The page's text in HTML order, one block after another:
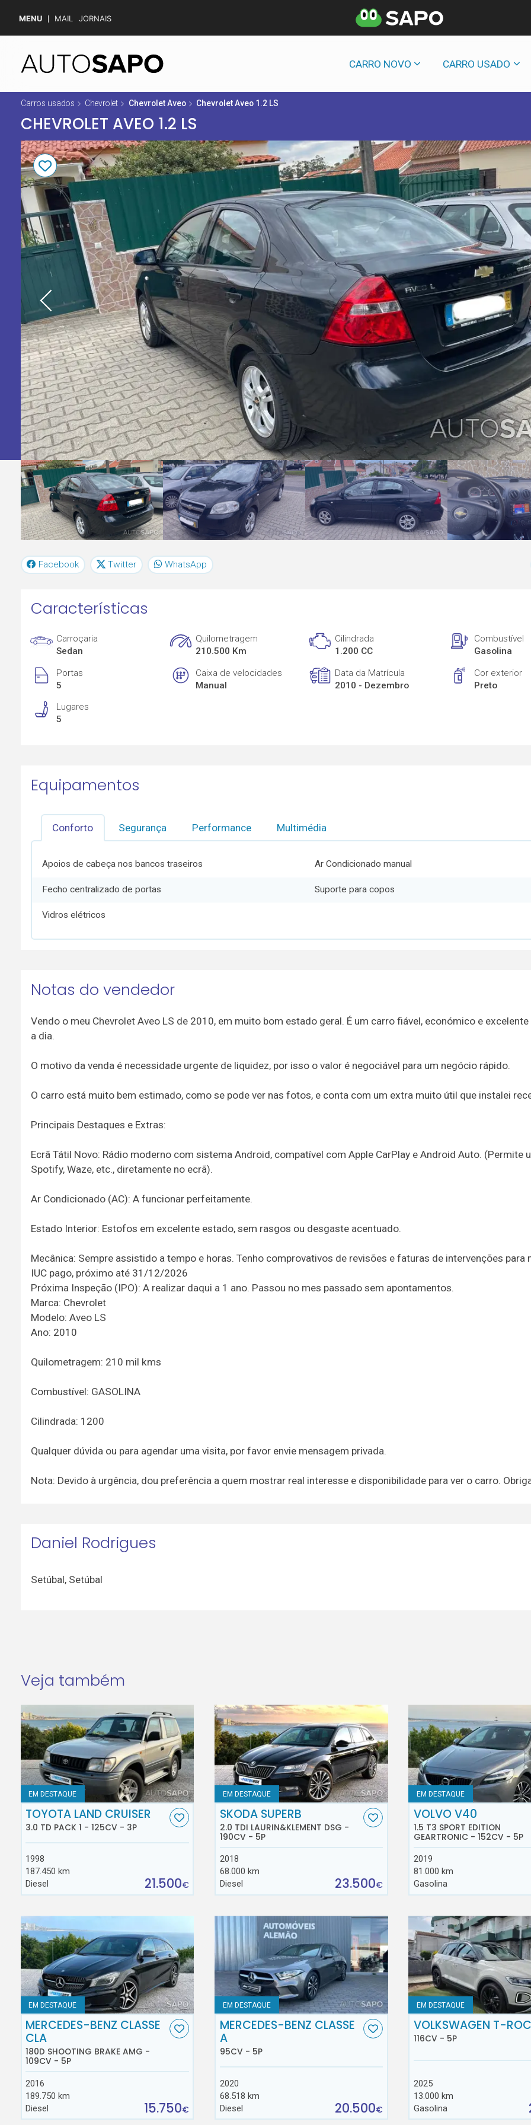
MENU MAIL JORNAIS
CARRO NOVO CARRO USADO
Carros usados Chevrolet Chevrolet Aveo Chevrolet Aveo 1.2 LS
CHEVROLET AVEO 1.2 LS
Facebook Twitter WhatsApp
Características
Carroçaria
Sedan
Quilometragem
210.500 Km
Cilindrada
1.200 CC
Combustível
Gasolina
Portas
5
Caixa de velocidades
Manual
Data da Matrícula
2010 - Dezembro
Cor exterior
Preto
Lugares
5
Equipamentos
Conforto Segurança Performance Multimédia
Apoios de cabeça nos bancos traseiros Ar Condicionado manual
Fecho centralizado de portas Suporte para copos
Vidros elétricos
Notas do vendedor
Vendo o meu Chevrolet Aveo LS de 2010, em muito bom estado geral. É um carro fiável, económico e excelente
a dia.
O motivo da venda é necessidade urgente de liquidez, por isso o valor é negociável para um negócio rápido.
O carro está muito bem estimado, como se pode ver nas fotos, e conta com um extra muito útil que instalei
Principais Destaques e Extras:
Ecrã Tátil Novo: Rádio moderno com sistema Android, compatível com Apple CarPlay e Android Auto. (Permite
Spotify, Waze, etc., diretamente no ecrã).
Ar Condicionado (AC): A funcionar perfeitamente.
Estado Interior: Estofos em excelente estado, sem rasgos ou desgaste acentuado.
Mecânica: Sempre assistido a tempo e horas. Tenho comprovativos de revisões e faturas de intervenções para
IUC pago, próximo até 31/12/2026
Próxima Inspeção (IPO): A realizar daqui a 1 ano. Passou no mes passado sem apontamentos.
Marca: Chevrolet
Modelo: Aveo LS
Ano: 2010
Quilometragem: 210 mil kms
Combustível: GASOLINA
Cilindrada: 1200
Qualquer dúvida ou para agendar uma visita, por favor envie mensagem privada.
Nota: Devido à urgência, dou preferência a quem mostrar real interesse e disponibilidade para ver o carro.
Daniel Rodrigues
Setúbal, Setúbal
Veja também
EM DESTAQUE
TOYOTA LAND CRUISER
3.0 TD PACK 1 - 125CV - 3P
1998
187.450 km
Diesel
21.500€
EM DESTAQUE
SKODA SUPERB
2.0 TDI LAURIN&KLEMENT DSG -
190CV - 5P
2018
68.000 km
Diesel
23.500€
EM DESTAQUE
VOLVO V40
1.5 T3 SPORT EDITION
GEARTRONIC - 152CV - 5P
2019
81.000 km
Gasolina
EM DESTAQUE
MERCEDES-BENZ CLASSE
CLA
180D SHOOTING BRAKE AMG -
109CV - 5P
2016
189.750 km
Diesel
15.750€
EM DESTAQUE
MERCEDES-BENZ CLASSE
A
95CV - 5P
2020
68.518 km
Diesel
20.500€
EM DESTAQUE
VOLKSWAGEN T-ROC
116CV - 5P
2025
13.000 km
Gasolina